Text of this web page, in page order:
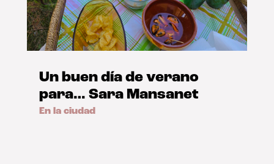
Un buen día de verano
para… Sara Mansanet
En la ciudad